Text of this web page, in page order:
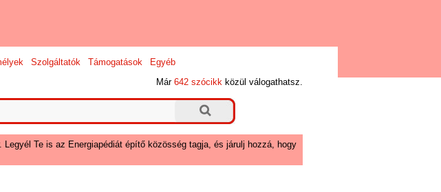
Szolgáltatók Támogatások
Egyéb
Már642 szócikk közül válogathatsz.
Te is az Energiapédiát építő közösség tagja, és járulj hozzá, hogy